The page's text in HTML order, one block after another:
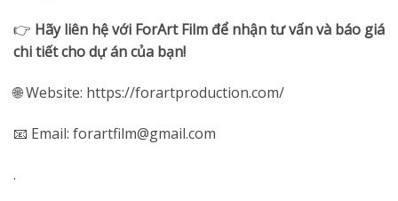
👉 Hãy liên hệ với ForArt Film để nhận tư vấn và báo giá
chi tiết cho dự án của bạn!
🌐 Website: https://forartproduction.com/
📧 Email: forartfilm@gmail.com
.